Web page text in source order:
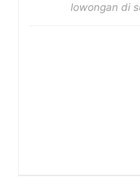
lowongan di